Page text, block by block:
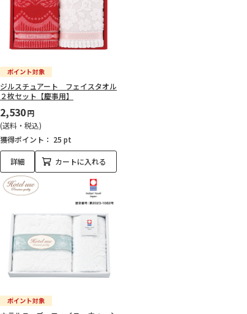
ジルスチュアート フェイスタオル
２枚セット【慶事用】
2,530円
(送料・税込)
獲得ポイント： 25 pt
詳細 カートに入れる